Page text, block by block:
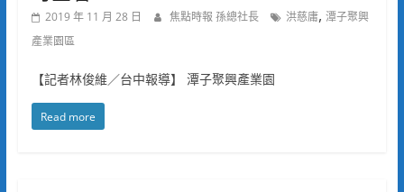
2019 年 11 月 28 日 焦點時報 孫總社長 洪慈庸, 潭子聚興
產業園區
【記者林俊維／台中報導】 潭子聚興產業園
Read more